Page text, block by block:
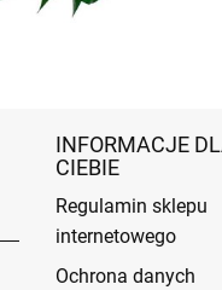
INFORMACJE
CIEBIE
Regulamin sklepu
internetowego
Ochrona danych